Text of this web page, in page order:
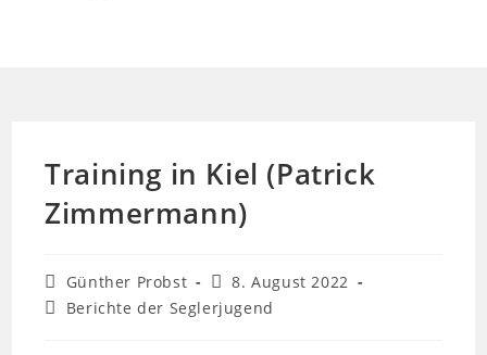
Training in Kiel (Patrick
Zimmermann)
Beitrags-
Autor:
Günther Probst
Beitrag
veröffentlicht:
8. August 2022
Beitrags-
Berichte der Seglerjugend